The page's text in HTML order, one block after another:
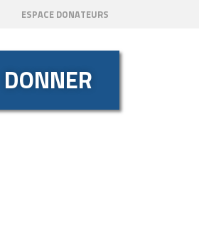
ESPACE DONATEURS
DONNER